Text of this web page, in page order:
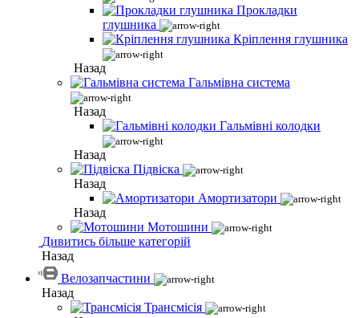
Прокладки
глушника
Кріплення глушника
Назад
Гальмівна система
Назад
Гальмівні колодки
Назад
Підвіска
Назад
Амортизатори
Назад
Мотошини
Дивитись більше категорій
Назад
Велозапчастини
Назад
Трансмісія